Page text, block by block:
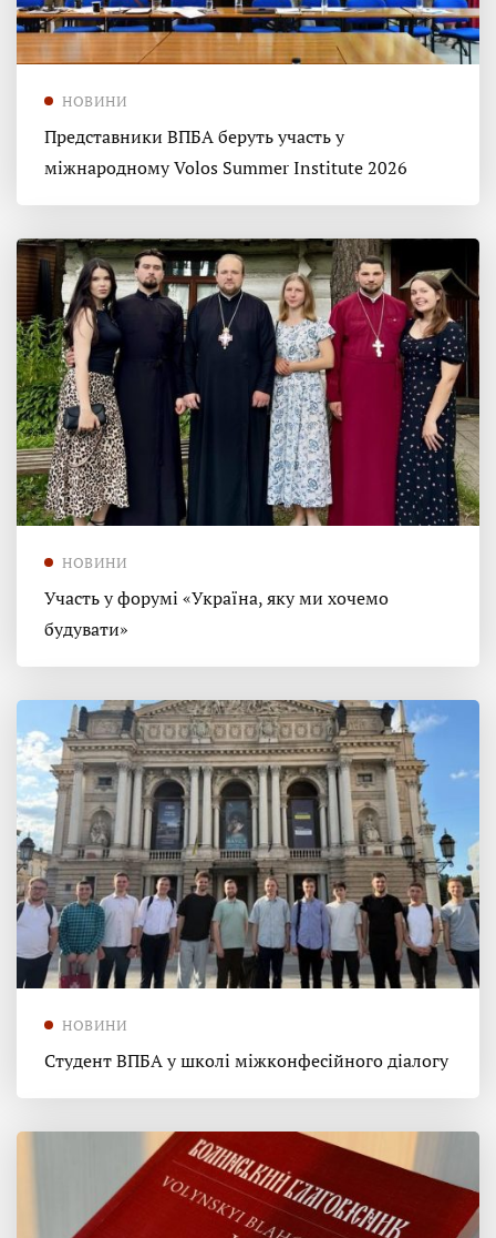
НОВИНИ
Представники ВПБА беруть участь у
міжнародному Volos Summer Institute 2026
НОВИНИ
Участь у форумі «Україна, яку ми хочемо
будувати»
НОВИНИ
Студент ВПБА у школі міжконфесійного діалогу